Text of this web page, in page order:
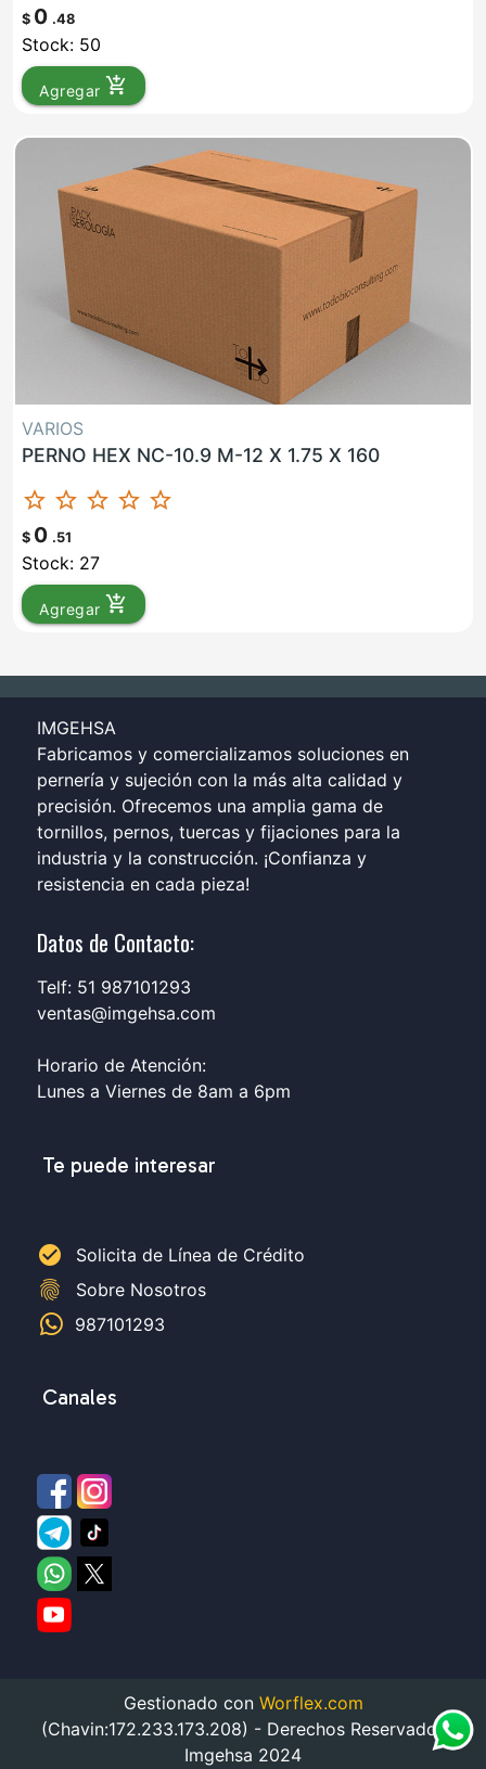
$ 0 .48
Stock: 50
Agregar add_shopping_cart
VARIOS
PERNO HEX NC-10.9 M-12 X 1.75 X 160
star_border star_border star_border star_border star_border
$ 0 .51
Stock: 27
Agregar add_shopping_cart
IMGEHSA
Fabricamos y comercializamos soluciones en
pernería y sujeción con la más alta calidad y
precisión. Ofrecemos una amplia gama de
tornillos, pernos, tuercas y fijaciones para la
industria y la construcción. ¡Confianza y
resistencia en cada pieza!
Datos de Contacto:
Telf: 51 987101293
ventas@imgehsa.com
Horario de Atención:
Lunes a Viernes de 8am a 6pm
Te puede interesar
check_circle Solicita de Línea de Crédito
fingerprint
Sobre Nosotros
987101293
Canales
Gestionado con Worflex.com
(Chavin:172.233.173.208) - Derechos Reservados
Imgehsa 2024